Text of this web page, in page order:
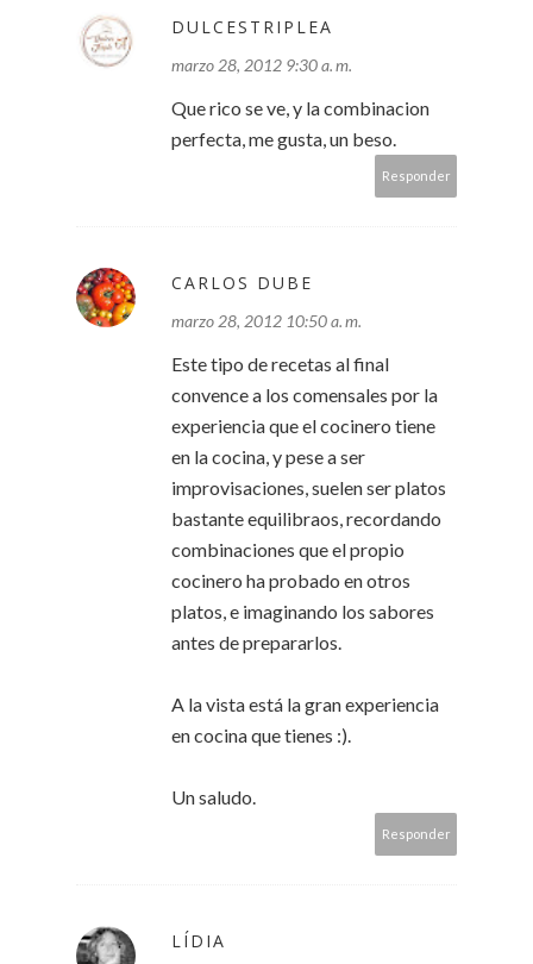
DULCESTRIPLEA
marzo 28, 2012 9:30 a. m.
Que rico se ve, y la combinacion
perfecta, me gusta, un beso.
Responder
CARLOS DUBE
marzo 28, 2012 10:50 a. m.
Este tipo de recetas al final
convence a los comensales por la
experiencia que el cocinero tiene
en la cocina, y pese a ser
improvisaciones, suelen ser platos
bastante equilibraos, recordando
combinaciones que el propio
cocinero ha probado en otros
platos, e imaginando los sabores
antes de prepararlos.
A la vista está la gran experiencia
en cocina que tienes :).
Un saludo.
Responder
LÍDIA